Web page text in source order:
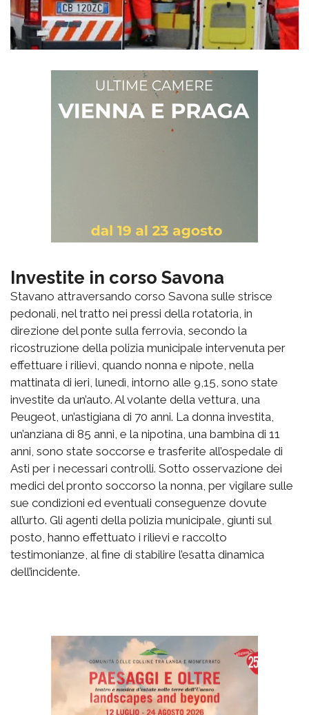
Investite in corso Savona
Stavano attraversando corso Savona sulle strisce
pedonali, nel tratto nei pressi della rotatoria, in
direzione del ponte sulla ferrovia, secondo la
ricostruzione della polizia municipale intervenuta per
effettuare i rilievi, quando nonna e nipote, nella
mattinata di ieri, lunedì, intorno alle 9,15, sono state
investite da un’auto. Al volante della vettura, una
Peugeot, un’astigiana di 70 anni. La donna investita,
un’anziana di 85 anni, e la nipotina, una bambina di 11
anni, sono state soccorse e trasferite all’ospedale di
Asti per i necessari controlli. Sotto osservazione dei
medici del pronto soccorso la nonna, per vigilare sulle
sue condizioni ed eventuali conseguenze dovute
all’urto. Gli agenti della polizia municipale, giunti sul
posto, hanno effettuato i rilievi e raccolto
testimonianze, al fine di stabilire l’esatta dinamica
dell’incidente.